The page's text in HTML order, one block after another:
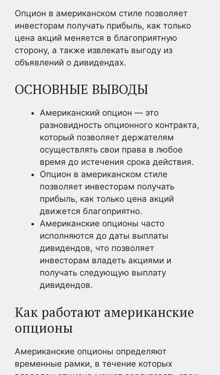
Опцион в американском стиле позволяет
инвесторам получать прибыль, как только
цена акций меняется в благоприятную
сторону, а также извлекать выгоду из
объявлений о дивидендах.
ОСНОВНЫЕ ВЫВОДЫ
Американский опцион — это
разновидность опционного контракта,
который позволяет держателям
осуществлять свои права в любое
время до истечения срока действия.
Опцион в американском стиле
позволяет инвесторам получать
прибыль, как только цена акций
движется благоприятно.
Американские опционы часто
исполняются до даты выплаты
дивидендов, что позволяет
инвесторам владеть акциями и
получать следующую выплату
дивидендов.
Как работают американские
опционы
Американские опционы определяют
временные рамки, в течение которых